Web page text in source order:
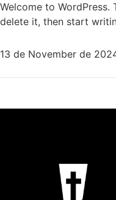
Welcome to
delete it, then start
13 de November de